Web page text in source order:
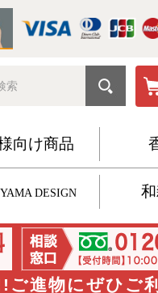
向け商品
DESIGN
進物にぜひご